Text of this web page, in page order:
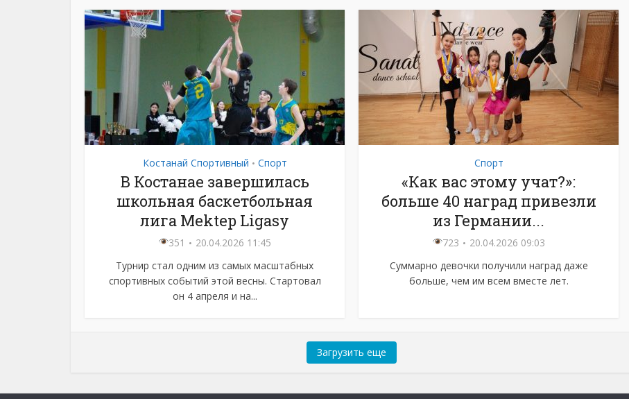
Костанай Спортивный • Спорт
В Костанае завершилась
школьная баскетбольная
лига Mektep Ligasy
351
20.04.2026 11:45
Турнир стал одним из самых масштабных
спортивных событий этой весны. Стартовал
он 4 апреля и на...
Спорт
«Как вас этому учат?»:
больше 40 наград привезли
из Германии...
723
20.04.2026 09:03
Суммарно девочки получили наград даже
больше, чем им всем вместе лет.
Загрузить еще